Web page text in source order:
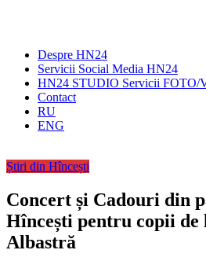
Despre HN24
Servicii Social Media HN24
HN24 STUDIO Servicii FOTO/
Contact
RU
ENG
Știri din Hîncești
Concert și Cadouri din
Hîncești pentru copii de
Albastră